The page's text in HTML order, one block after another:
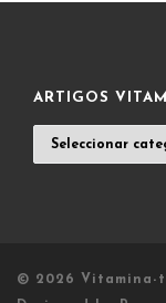
ARTIGOS
VITAMINADOS
© 2026 Vitamina-